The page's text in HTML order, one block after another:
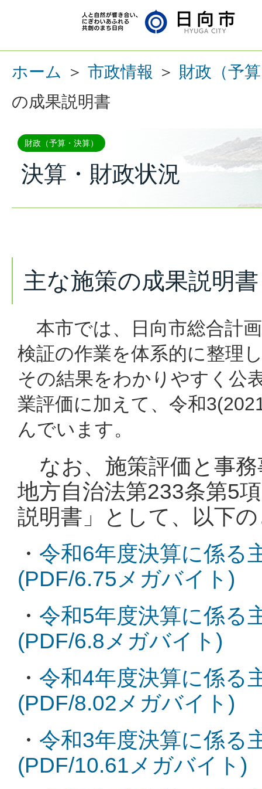
ホーム ＞ 市政情報 ＞ 財政（予
の成果説明書
財政（予算・決算）
決算・財政状況
主な施策の成果説明書
本市では、日向市総合計
検証の作業を体系的に整理
その結果をわかりやすく公
業評価に加えて、令和
んでいます。
なお、施策評価と事
地方自治法第233条第5
説明書」として、以下
・ 令和6年度決算に係る
(PDF/6.75メガバイト)
・ 令和5年度決算に係る
(PDF/6.8メガバイト)
・ 令和4年度決算に係る
(PDF/8.02メガバイト)
・ 令和3年度決算に係る
(PDF/10.61メガバイト)